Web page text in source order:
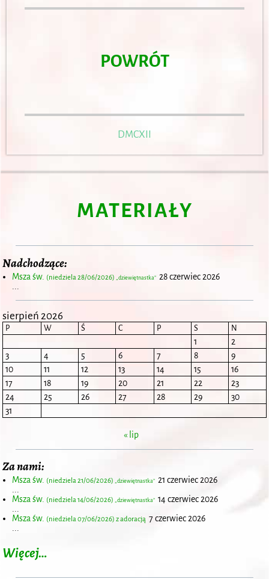
POWRÓT
DMCXII
MATERIAŁY
Nadchodzące:
Msza św. (niedziela 28/06/2026) „dziewiętnastka” 28 czerwiec 2026
sierpień 2026
P W Ś C P S N
1
2
3
4 5 6 7 8
9
10
11 12 13 14 15
16
17
18 19 20 21 22
23
24
25 26 27 28 29
30
31
« lip
Za nami:
Msza św. (niedziela 21/06/2026) „dziewiętnastka” 21 czerwiec 2026
...
Msza św. (niedziela 14/06/2026) „dziewiętnastka” 14 czerwiec 2026
...
Msza św. (niedziela 07/06/2026) z adoracją 7 czerwiec 2026
...
Więcej…